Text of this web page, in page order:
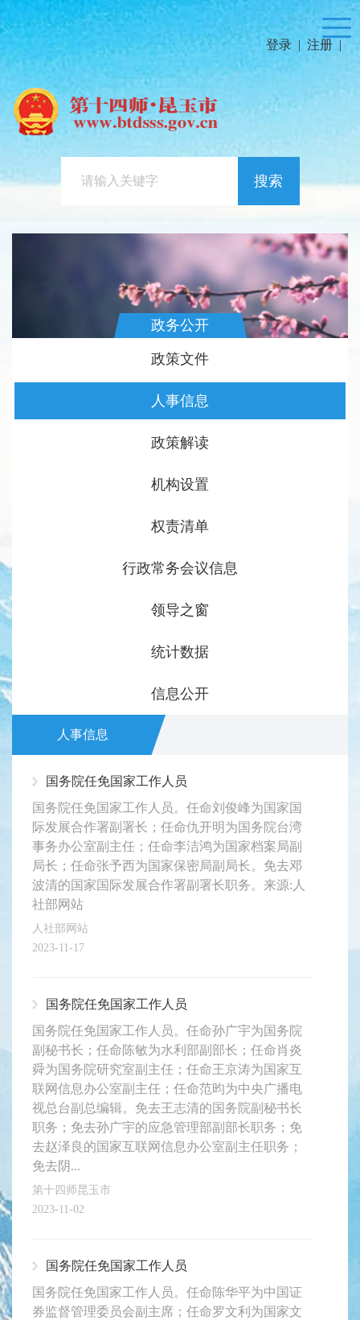
登录 | 注册 |
搜索
政务公开
政策文件
人事信息
政策解读
机构设置
权责清单
行政常务会议信息
领导之窗
统计数据
信息公开
人事信息
国务院任免国家工作人员
国务院任免国家工作人员。任命刘俊峰为国家国
际发展合作署副署长；任命仇开明为国务院台湾
事务办公室副主任；任命李洁鸿为国家档案局副
局长；任命张予西为国家保密局副局长。免去邓
波清的国家国际发展合作署副署长职务。来源:人
社部网站
人社部网站
2023-11-17
国务院任免国家工作人员
国务院任免国家工作人员。任命孙广宇为国务院
副秘书长；任命陈敏为水利部副部长；任命肖炎
舜为国务院研究室副主任；任命王京涛为国家互
联网信息办公室副主任；任命范昀为中央广播电
视总台副总编辑。免去王志清的国务院副秘书长
职务；免去孙广宇的应急管理部副部长职务；免
去赵泽良的国家互联网信息办公室副主任职务；
免去阴...
第十四师昆玉市
2023-11-02
国务院任免国家工作人员
国务院任免国家工作人员。任命陈华平为中国证
券监督管理委员会副主席；任命罗文利为国家文